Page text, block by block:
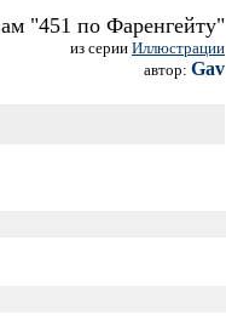
"451 по Фаренгейту"
из серии Иллюстрации
автор: Gav